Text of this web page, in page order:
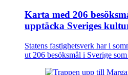
Karta med 206
upptäcka Sveriges
Statens fastighetsverk har i
ut 206 besöksmål i Sverige